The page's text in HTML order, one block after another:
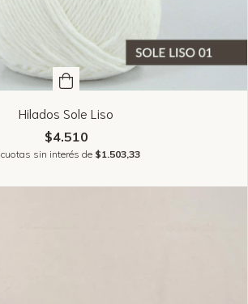
Hilados Sole Liso
$4.510
cuotas sin interés de $1.503,33